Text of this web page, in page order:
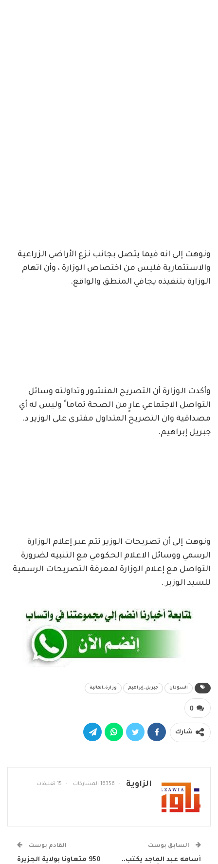
ونوهت إلى انه فيما يتصل بجانب نزع الأراضي الزراعية
والاستثمارية فليس من اختصاص الوزارة ، وأن اتهام
الوزارة بتنفيذه يجافي المنطق والواقع.
وأكدت الوزارة أن التصريح المنشور وتداولته وسائل
التواصل الاجتماعي عارٍ من الصحة تماما ً وليس له أي
مصداقية وان التصريح المتداول مفترى على الوزير د.
جبريل إبراهيم.
ونوهت إلى أن تصريحات الوزير تتم عبر إعلام الوزارة
الرسمي ووسائل الاعلام الحكومي مع التنبيه لضرورة
التواصل مع إعلام الوزارة لمعرفة التصريحات الرسمية
للسيد الوزير .
السودان جبريل_إبراهيم وزارة_المالية
0
شارك
الزاوية 16356 المشاركات 15 تعليقات
السابق بوست
أسامه عبد الماجد يكتب..
القادم بوست
950 متعاونا بولاية الجزيرة